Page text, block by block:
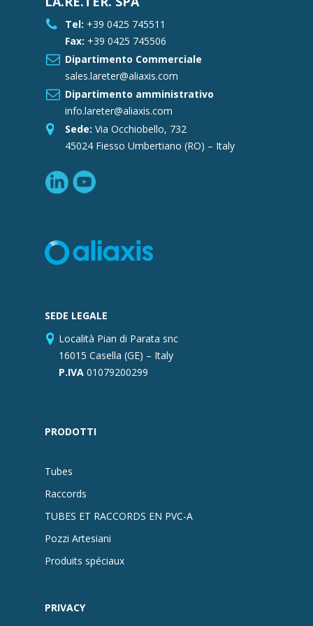
Tel: +39 0425 745511
Fax: +39 0425 745506
Dipartimento Commerciale
sales.lareter@aliaxis.com
Dipartimento amministrativo
info.lareter@aliaxis.com
Sede: Via Occhiobello, 732
45024 Fiesso Umbertiano (RO) – Italy
SEDE LEGALE
Località Pian di Parata snc
16015 Casella (GE) – Italy
P.IVA 01079200299
PRODOTTI
Tubes
Raccords
TUBES ET RACCORDS EN PVC-A
Pozzi Artesiani
Produits spéciaux
PRIVACY